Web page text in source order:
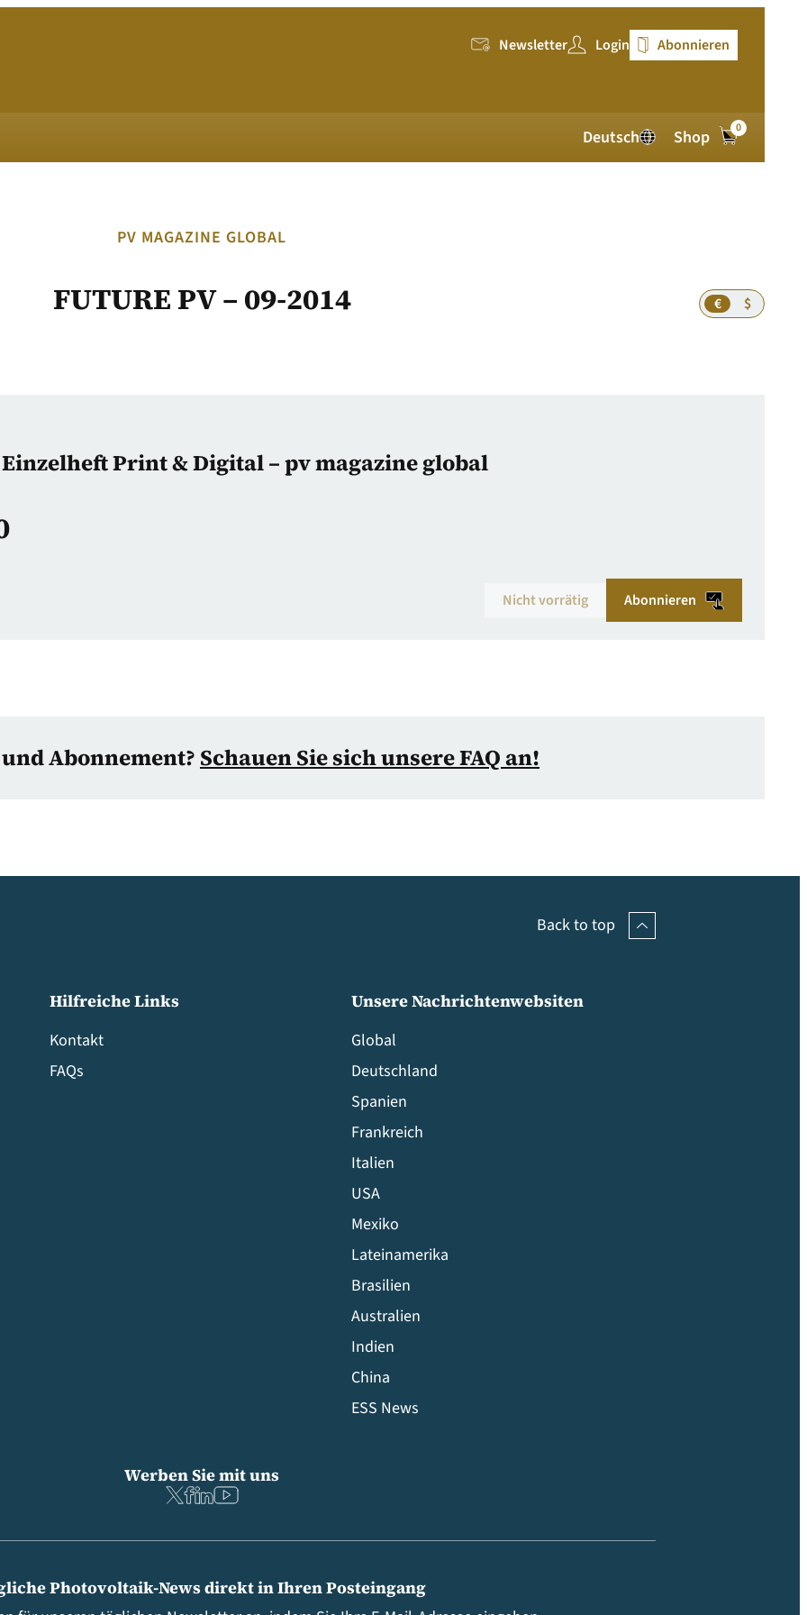
Newsletter Login Abonnieren
Deutsch Shop 0
PV MAGAZINE GLOBAL
FUTURE PV – 09-2014 $
€
Print & Digital – pv magazine global
Nicht vorrätig Abonnieren
Abonnement? Schauen Sie sich unsere FAQ an!
Back to top
Hilfreiche Links
Kontakt
FAQs
Unsere Nachrichtenwebsiten
Global
Deutschland
Spanien
Frankreich
Italien
USA
Mexiko
Lateinamerika
Brasilien
Australien
Indien
China
ESS News
Photovoltaik-News direkt in Ihren Posteingang
Werben Sie mit uns